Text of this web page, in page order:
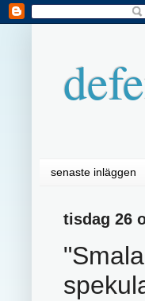
senaste inläggen
tisdag 26